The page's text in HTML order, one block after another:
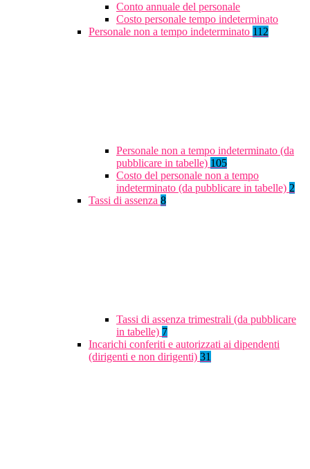
Conto annuale del personale
Costo personale tempo indeterminato
Personale non a tempo indeterminato 112
Personale non a tempo indeterminato (da
pubblicare in tabelle) 105
Costo del personale non a tempo
indeterminato (da pubblicare in tabelle) 2
Tassi di assenza 8
Tassi di assenza trimestrali (da pubblicare
in tabelle) 7
Incarichi conferiti e autorizzati ai dipendenti
(dirigenti e non dirigenti) 31